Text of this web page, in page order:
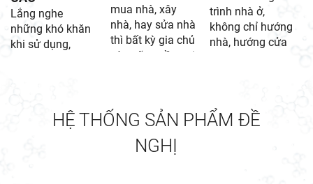
Lắng nghe
những khó khăn
khi sử dụng,
phẩm bột trét nội
mua nhà, xây
nhà, hay sửa nhà
thì bất kỳ gia chủ
nào cũng cần coi
tố trong ngôi nhà
phong thủy với
trình nhà ở,
không chỉ hướng
nhà, hướng cửa
chọn màu sơn
HỆ THỐNG SẢN PHẨM ĐỀ
NGHỊ